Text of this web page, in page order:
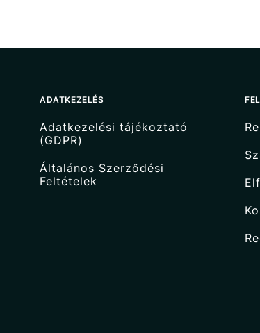
ADATKEZELÉS
Adatkezelési tájékoztató
(GDPR)
Általános Szerződési
Feltételek